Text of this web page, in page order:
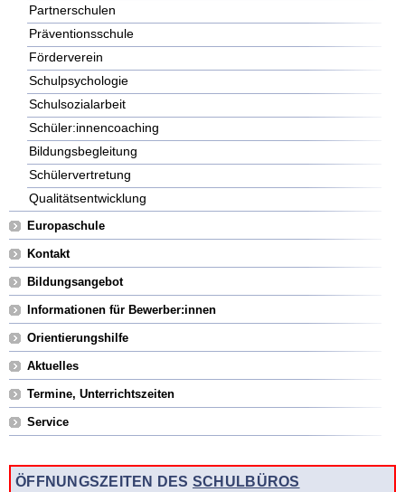
Partnerschulen
Präventionsschule
Förderverein
Schulpsychologie
Schulsozialarbeit
Schüler:innencoaching
Bildungsbegleitung
Schülervertretung
Qualitätsentwicklung
Europaschule
Kontakt
Bildungsangebot
Informationen für Bewerber:innen
Orientierungshilfe
Aktuelles
Termine, Unterrichtszeiten
Service
ÖFFNUNGSZEITEN DES SCHULBÜROS